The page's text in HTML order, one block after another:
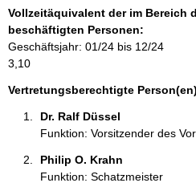
n
:
r
m
a
t
i
Vollzeitäquivalent der im Bereich
beschäftigten Personen:
Geschäftsjahr: 01/24 bis 12/24
3,10
Vertretungsberechtigte
Dr. Ralf Düssel
Funktion: Vorsitzender des
Philip O. Krahn
Funktion: Schatzmeister